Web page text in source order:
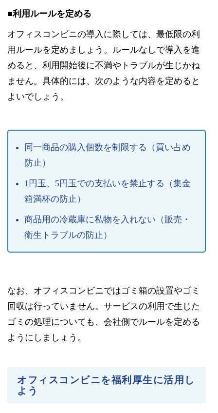
■利用ルールを定める
オフィスコンビニの導入に際しては、最低限の利
用ルールを定めましょう。ルールなしで導入を進
めると、利用開始後に不満やトラブルが生じかね
ません。具体的には、次のような内容を定めると
よいでしょう。
同一商品の購入個数を制限する（買い占め
防止）
1円玉、5円玉での支払いを禁止する（集金
箱満杯の防止）
商品用の冷蔵庫に私物を入れない（販売・
衛生トラブルの防止）
なお、オフィスコンビニではゴミ箱の設置やゴミ
回収は行っていません。サービスの利用で生じた
ゴミの処理についても、会社側でルールを定める
ようにしましょう。
オフィスコンビニを福利厚生に活用し
よう